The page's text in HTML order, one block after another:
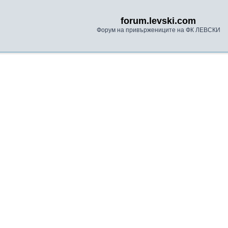
forum.levski.com
Форум на привържениците на ФК ЛЕВСКИ